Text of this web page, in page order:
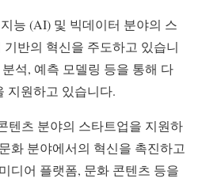
능 (AI) 및 빅데이터 분야의 스
반의 혁신을 주도하고 있습니
석, 예측 모델링 등을 통해 다
지원하고 있습니다.
텐츠 분야의 스타트업을 지원하
화 분야에서의 혁신을 촉진하고
디어 플랫폼, 문화 콘텐츠 등을